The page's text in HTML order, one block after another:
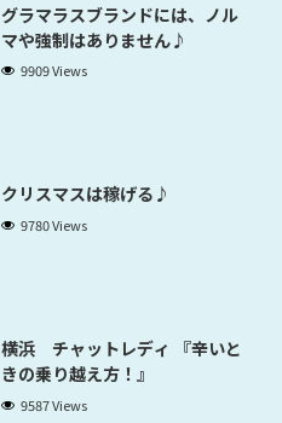
グラマラスブランドには、ノル
マや強制はありません♪
9909 Views
クリスマスは稼げる♪
9780 Views
横浜 チャットレディ 『辛いと
きの乗り越え方！』
9587 Views